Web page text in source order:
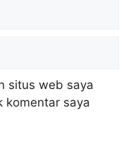
situs web saya
komentar saya